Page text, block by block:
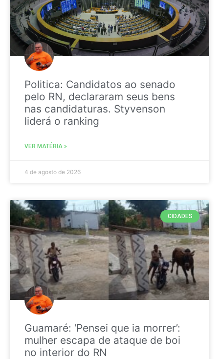
Politica: Candidatos ao senado
pelo RN, declararam seus bens
nas candidaturas. Styvenson
liderá o ranking
VER MATÉRIA »
4 de agosto de 2026
CIDADES
Guamaré: ‘Pensei que ia morrer’:
mulher escapa de ataque de boi
no interior do RN